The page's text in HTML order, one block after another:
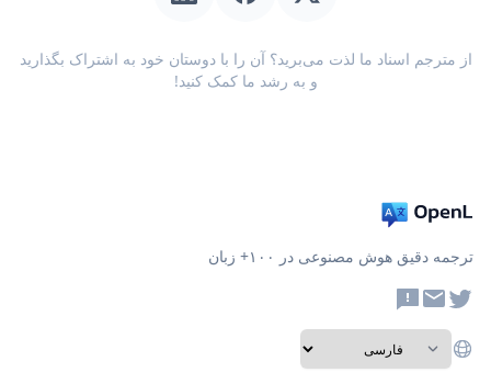
از مترجم اسناد ما لذت می‌برید؟ آن را با دوستان خود به اشتراک بگذارید
و به رشد ما کمک کنید!
ترجمه دقیق هوش مصنوعی در ۱۰۰+ زبان